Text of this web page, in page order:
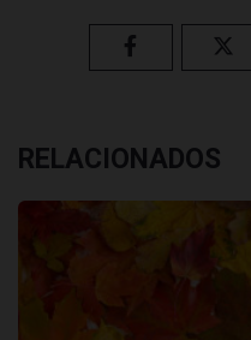
RELACIONADOS